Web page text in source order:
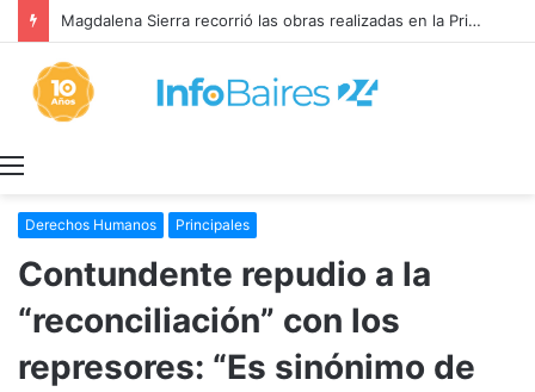
Magdalena Sierra recorrió las obras realizadas en la Primaria 36
Derechos Humanos Principales
Contundente repudio a la
“reconciliación” con los
represores: “Es sinónimo de